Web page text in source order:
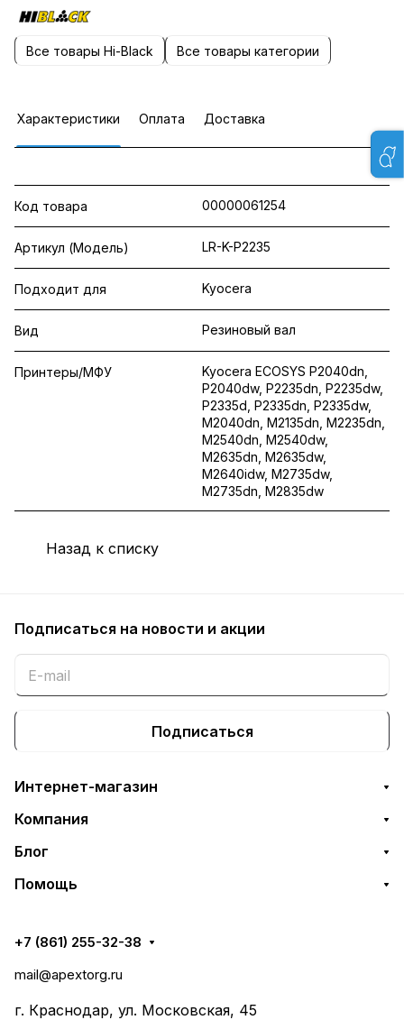
Все товары Hi-Black Все товары категории
Характеристики Оплата Доставка
Код товара 00000061254
Артикул (Модель) LR-K-P2235
Подходит для Kyocera
Вид Резиновый вал
Принтеры/МФУ
Kyocera ECOSYS P2040dn,
P2040dw, P2235dn, P2235dw,
P2335d, P2335dn, P2335dw,
M2040dn, M2135dn, M2235dn,
M2540dn, M2540dw,
M2635dn, M2635dw,
M2640idw, M2735dw,
M2735dn, M2835dw
Назад к списку
Подписаться на новости и акции
Подписаться
Интернет-магазин
Компания
Блог
Помощь
+7 (861) 255-32-38
mail@apextorg.ru
г. Краснодар, ул. Московская, 45